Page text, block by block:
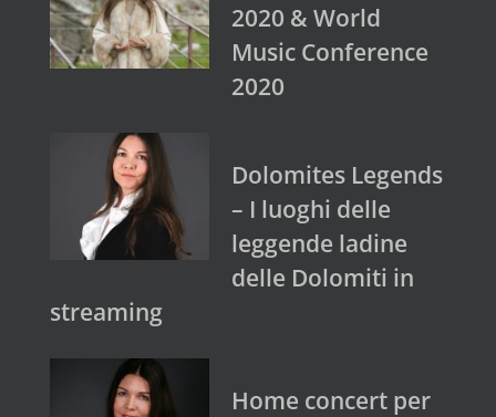
2020 & World
Music Conference
2020
Dolomites Legends
– I luoghi delle
leggende ladine
delle Dolomiti in
streaming
Home concert per